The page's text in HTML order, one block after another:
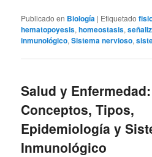
Publicado en Biología | Etiquetado
hematopoyesis,homeostasis,
inmunológico,Sistema nervioso,
Salud y Enfermedad:
Conceptos, Tipos,
Epidemiología y
Inmunológico